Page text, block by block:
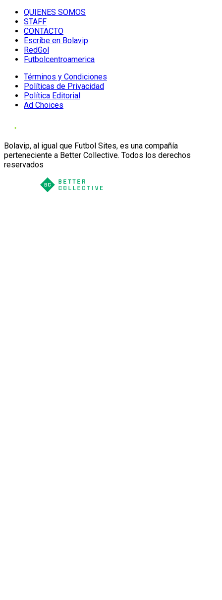
QUIENES SOMOS
STAFF
CONTACTO
Escribe en Bolavip
RedGol
Futbolcentroamerica
Términos y Condiciones
Políticas de Privacidad
Política Editorial
Ad Choices
Bolavip, al igual que Futbol Sites, es una compañía
perteneciente a Better Collective. Todos los derechos
reservados